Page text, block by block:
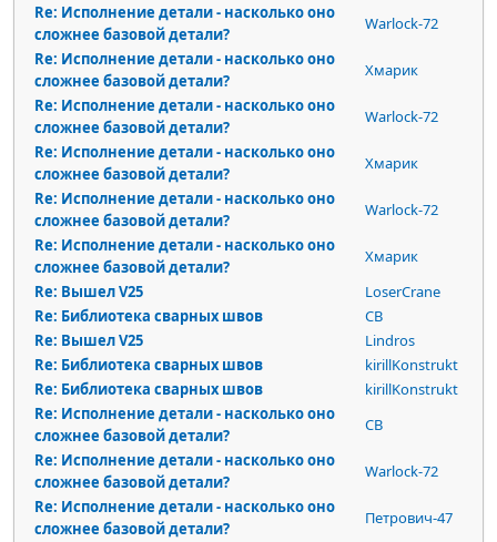
Re: Исполнение детали - насколько оно
сложнее базовой детали?
Warlock-72
Re: Исполнение детали - насколько оно
сложнее базовой детали?
Хмарик
Re: Исполнение детали - насколько оно
сложнее базовой детали?
Warlock-72
Re: Исполнение детали - насколько оно
сложнее базовой детали?
Хмарик
Re: Исполнение детали - насколько оно
сложнее базовой детали?
Warlock-72
Re: Исполнение детали - насколько оно
сложнее базовой детали?
Хмарик
Re: Вышел V25
LoserCrane
Re: Библиотека сварных швов
СВ
Re: Вышел V25
Lindros
Re: Библиотека сварных швов
kirillKonstrukt
Re: Библиотека сварных швов
kirillKonstrukt
Re: Исполнение детали - насколько оно
сложнее базовой детали?
СВ
Re: Исполнение детали - насколько оно
сложнее базовой детали?
Warlock-72
Re: Исполнение детали - насколько оно
сложнее базовой детали?
Петрович-47